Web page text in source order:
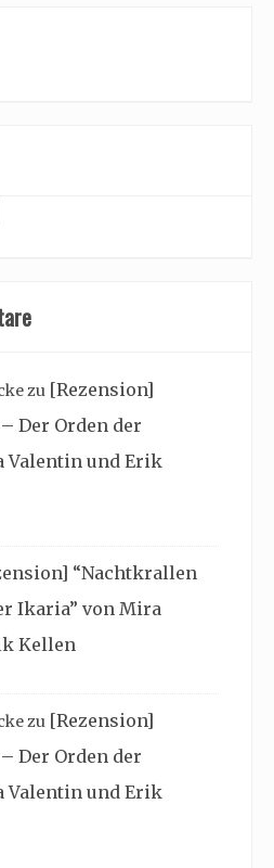
zu [Rezension]
Der Orden der
Valentin und Erik
“Nachtkrallen
Ikaria” von Mira
Kellen
zu [Rezension]
Der Orden der
Valentin und Erik